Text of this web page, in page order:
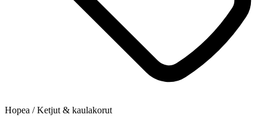
Hopea / Ketjut & kaulakorut